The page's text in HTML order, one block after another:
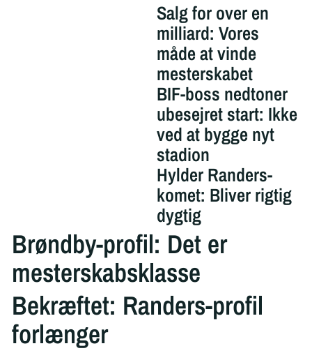
Salg for over en
milliard: Vores
måde at vinde
mesterskabet
BIF-boss nedtoner
ubesejret start: Ikke
ved at bygge nyt
stadion
Hylder Randers-
komet: Bliver rigtig
dygtig
Brøndby-profil: Det er
mesterskabsklasse
Bekræftet: Randers-profil
forlænger